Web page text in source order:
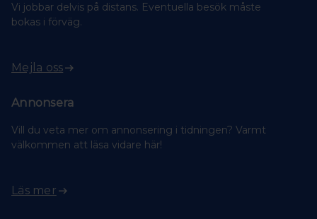
Vi jobbar delvis på distans. Eventuella besök måste
bokas i förväg.
Mejla oss
Annonsera
Vill du veta mer om annonsering i tidningen? Varmt
välkommen att läsa vidare här!
Läs mer